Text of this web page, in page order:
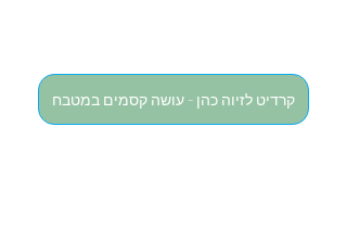
קרדיט לזיוה כהן - עושה קסמים במטבח